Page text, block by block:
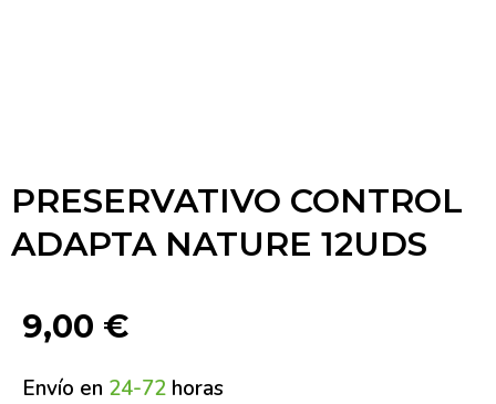
PRESERVATIVO CONTROL
ADAPTA NATURE 12UDS
9,00 €
Envío en 24-72 horas